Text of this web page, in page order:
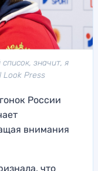
значит, я
Look Press
России
внимания
что